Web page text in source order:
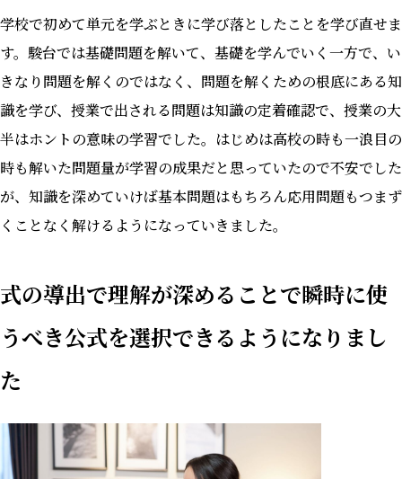
学校で初めて単元を学ぶときに学び落としたことを学び直せま
す。駿台では基礎問題を解いて、基礎を学んでいく一方で、い
きなり問題を解くのではなく、問題を解くための根底にある知
識を学び、授業で出される問題は知識の定着確認で、授業の大
半はホントの意味の学習でした。はじめは高校の時も一浪目の
時も解いた問題量が学習の成果だと思っていたので不安でした
が、知識を深めていけば基本問題はもちろん応用問題もつまず
くことなく解けるようになっていきました。
式の導出で理解が深めることで瞬時に使
うべき公式を選択できるようになりまし
た